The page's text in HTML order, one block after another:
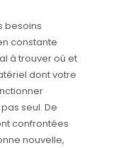
besoins
constante
à trouver où et
dont votre
seul. De
confrontées
nouvelle,